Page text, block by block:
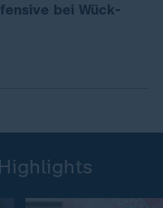
bei Wück-